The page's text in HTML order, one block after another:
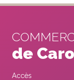
de
Accès